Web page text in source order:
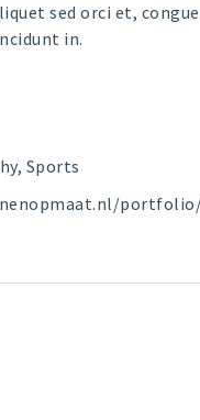
sed orci et,
in.
, Sports